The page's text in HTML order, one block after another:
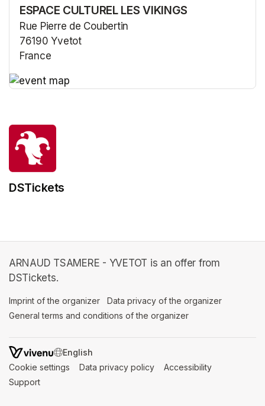
ESPACE CULTUREL LES VIKINGS
Rue Pierre de Coubertin
76190 Yvetot
France
DSTickets
ARNAUD TSAMERE - YVETOT is an offer from
DSTickets.
Imprint of the organizer (opens in a new tab)
Data privacy of the organizer
General terms and conditions of the organizer
SWITCH LANGUAGE
Cookie settings (opens in a new tab)
Data privacy policy (opens in a new tab)
Accessibility
Support